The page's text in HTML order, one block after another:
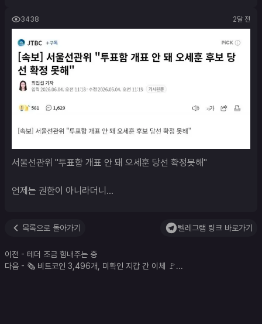
3438 2달 전
서울선관위 "투표함 개표 안 돼 오세훈 당선 확정못해"
언제는 권한이 아니라더니...
목록으로 돌아가기 텔레그램 링크 바로가기
이전 - 테더 조금 힘내주는 중
다음 - 🗞 비트코인 3,496개, 미확인 지갑 간 이체 🚩...